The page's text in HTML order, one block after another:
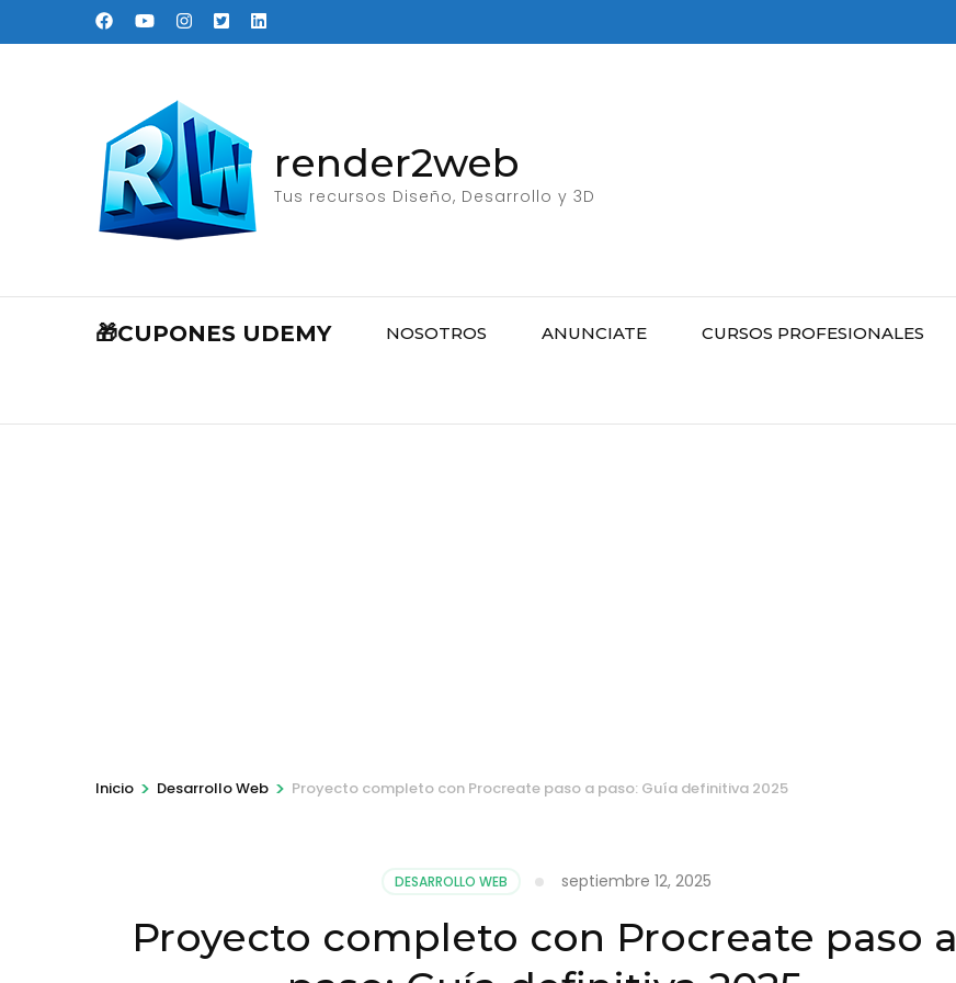
al
render2web
Tus recursos Diseño, Desarrollo y 3D
🎁CUPONES UDEMY NOSOTROS ANUNCIATE CURSOS PROFESIONALES
Inicio > Desarrollo Web > Proyecto completo con Procreate paso a paso: Guía definitiva 2025
DESARROLLO WEB septiembre 12, 2025
Proyecto completo con Procreate paso a